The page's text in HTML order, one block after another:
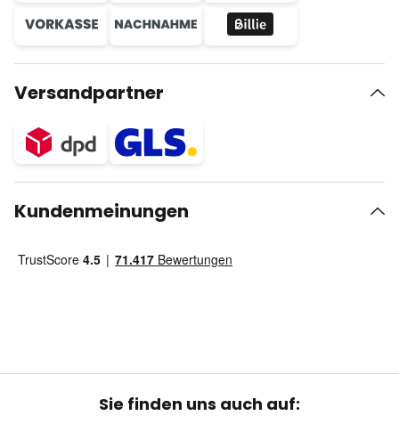
Versandpartner
Kundenmeinungen
Sie finden uns auch auf: